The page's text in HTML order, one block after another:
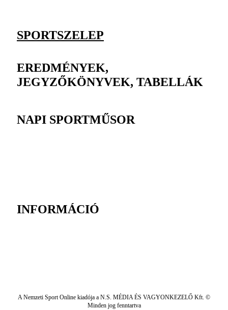
SPORTSZELEP
EREDMÉNYEK,
JEGYZŐKÖNYVEK, TABELLÁK
NAPI SPORTMŰSOR
INFORMÁCIÓ
A Nemzeti Sport Online kiadója a N.S. MÉDIA ÉS VAGYONKEZELŐ Kft. ©
Minden jog fenntartva